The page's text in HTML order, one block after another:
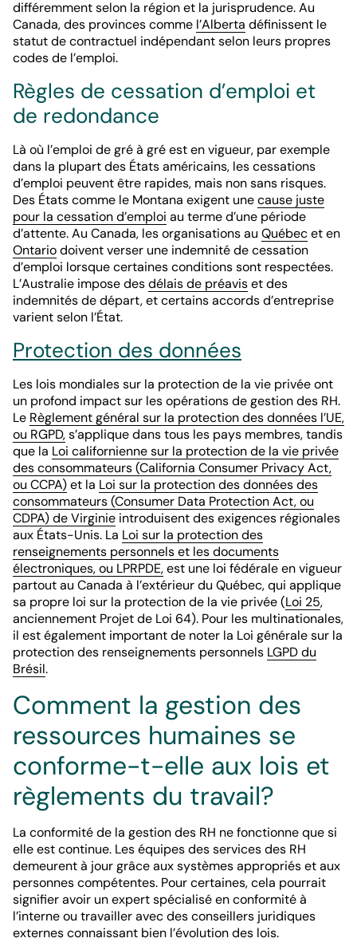
différemment selon la région et la jurisprudence. Au
Canada, des provinces comme l’Alberta définissent le
statut de contractuel indépendant selon leurs propres
codes de l’emploi.
Règles de cessation d’emploi et
de redondance
Là où l’emploi de gré à gré est en vigueur, par exemple
dans la plupart des États américains, les cessations
d’emploi peuvent être rapides, mais non sans risques.
Des États comme le Montana exigent unecause juste
pour la cessation d’emploi au terme d’une période
d’attente. Au Canada, les organisations au Québecet en
Ontariodoivent verser une indemnité de cessation
d’emploi lorsque certaines conditions sont respectées.
L’Australie impose desdélais de préaviset des
indemnités de départ, et certains accords d’entreprise
varient selon l’État.
Protection des données
Les lois mondiales sur la protection de la vie privée ont
un profond impact sur les opérations de gestion des RH.
Le Règlement général sur la protection des données l’UE,
ou RGPD,s’applique dans tous les pays membres, tandis
que la Loi californienne sur la protection de la vie privée
des consommateurs (California Consumer Privacy Act,
ou CCPA)et la Loi sur la protection des données des
consommateurs (Consumer Data Protection Act, ou
CDPA) de Virginie introduisent des exigences régionales
aux États-Unis. La Loi sur la protection des
renseignements personnels et les documents
électroniques, ou LPRPDE,est une loi fédérale en vigueur
partout au Canada à l’extérieur du Québec, qui applique
sa propre loi sur la protection de la vie privée (Loi 25,
anciennement Projet de Loi 64). Pour les multinationales,
il est également important de noter la Loi générale sur la
protection des renseignements personnels LGPD du
Brésil.
Comment la gestion des
ressources humaines se
conforme-t-elle aux lois et
règlements du travail?
La conformité de la gestion des RH ne fonctionne que si
elle est continue. Les équipes des services des RH
demeurent à jour grâce aux systèmes appropriés et aux
personnes compétentes. Pour certaines, cela pourrait
signifier avoir un expert spécialisé en conformité à
l’interne ou travailler avec des conseillers juridiques
externes connaissant bien l’évolution des lois.